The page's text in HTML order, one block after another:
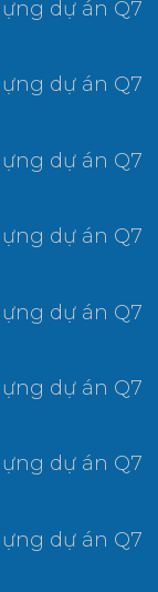
dự án Q7
dự án Q7
dự án Q7
dự án Q7
dự án Q7
dự án Q7
dự án Q7
dự án Q7